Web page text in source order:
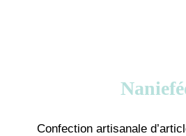
Confection artisanale